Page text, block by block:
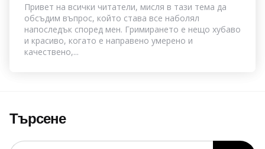
Привет на всички читатели, мисля в тази тема да
обсъдим въпрос, който става все наболял
напоследък според мен. Гримирането е нещо хубаво
и красиво, когато е направено умерено и
качествено,...
Търсене